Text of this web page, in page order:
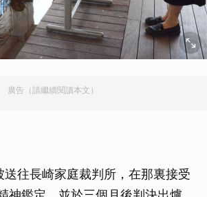
廣告（請繼續閱讀本文）
送往長崎家庭裁判所，在那裏接受